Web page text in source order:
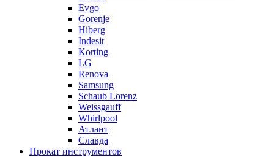
Evgo
Gorenje
Hiberg
Indesit
Korting
LG
Renova
Samsung
Schaub Lorenz
Weissgauff
Whirlpool
Атлант
Славда
Прокат инструментов